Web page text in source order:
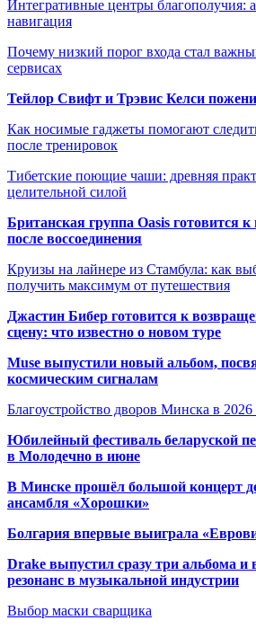
Интегративные центры благополучия:
навигация
Почему низкий порог входа стал
сервисах
Тейлор Свифт и Трэвис Келси
Как носимые гаджеты помогают
после тренировок
Тибетские поющие чаши: древняя
целительной силой
Британская группа Oasis готовится
после воссоединения
Круизы на лайнере из Стамбула: как
получить максимум от путешествия
Джастин Бибер готовится к
сцену: что известно о новом туре
Muse выпустили новый альбом,
космическим сигналам
Благоустройство дворов Минска в 2026
Юбилейный фестиваль беларуской
в Молодечно в июне
В Минске прошёл большой концерт
ансамбля «Хорошки»
Болгария впервые выиграла
Drake выпустил сразу три альбома и
резонанс в музыкальной индустрии
Выбор маски сварщика